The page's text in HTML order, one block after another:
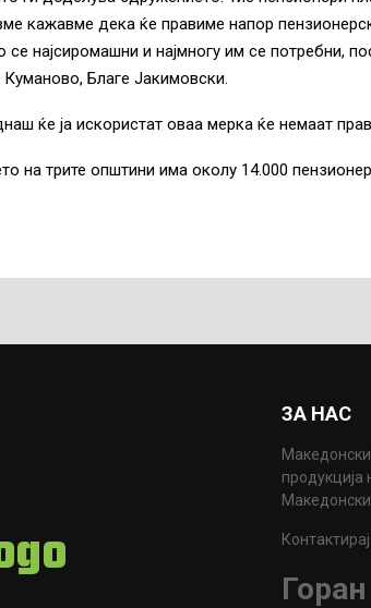
кажавме дека ќе правиме напор
се најсиромашни и најмногу им се потребни,
Благе Јакимовски.
ќе ја искористат оваа мерка ќе немаат
на трите општини има околу 14.000
ЗА НАС